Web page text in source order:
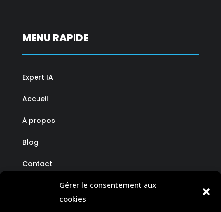
Gérer le consentement aux
cookies
MENU RAPIDE
Expert IA
Accueil
À propos
Blog
Contact